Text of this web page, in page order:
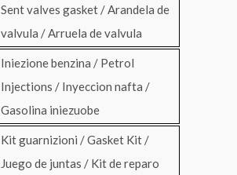
Sent valves gasket / Arandela de
valvula / Arruela de valvula
Iniezione benzina / Petrol
Injections / Inyeccion nafta /
Gasolina iniezuobe
Kit guarnizioni / Gasket Kit /
Juego de juntas / Kit de reparo